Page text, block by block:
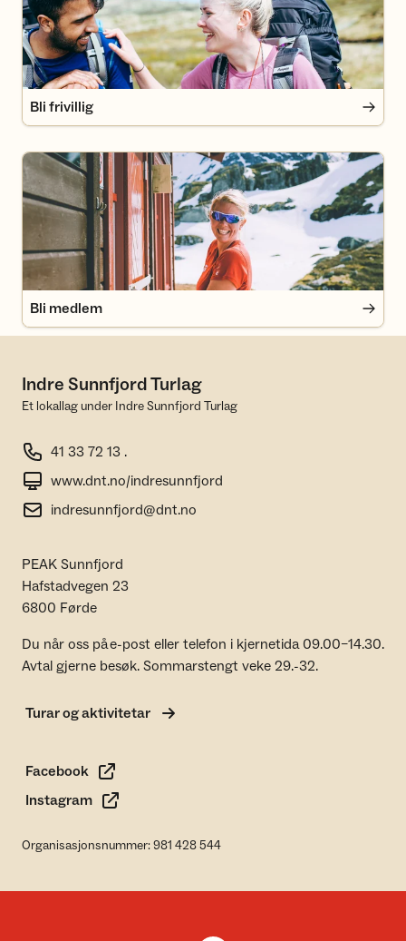
Bli frivillig
Bli medlem
Bli medlem
Indre Sunnfjord Turlag
Et lokallag under Indre Sunnfjord Turlag
41 33 72 13 .
www.dnt.no/indresunnfjord
indresunnfjord@dnt.no
PEAK Sunnfjord
Hafstadvegen 23
6800 Førde
Du når oss på e-post eller telefon i kjernetida 09.00–14.30.
Avtal gjerne besøk. Sommarstengt veke 29.-32.
Turar og aktivitetar
Facebook
Instagram
Organisasjonsnummer: 981 428 544